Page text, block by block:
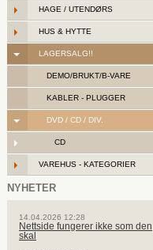
HAGE / UTENDØRS
HUS & HYTTE
LAGERSALG!!
DEMO/BRUKT/B-VARE
KABLER - PLUGGER
DVD / CD / DIV.
CD
VAREHUS - KATEGORIER
NYHETER
14.04.2026 12:28
Nettside fungerer ikke som den
skal